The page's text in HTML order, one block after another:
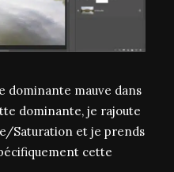
dominante mauve dans
dominante, je rajoute
Saturation et je prends
cette